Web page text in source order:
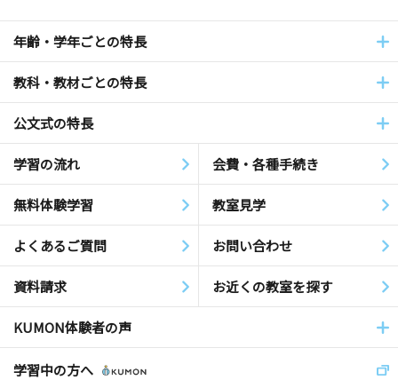
年齢・学年ごとの特長
教科・教材ごとの特長
公文式の特長
学習の流れ 会費・各種手続き
無料体験学習 教室見学
よくあるご質問 お問い合わせ
資料請求 お近くの教室を探す
KUMON体験者の声
学習中の方へ